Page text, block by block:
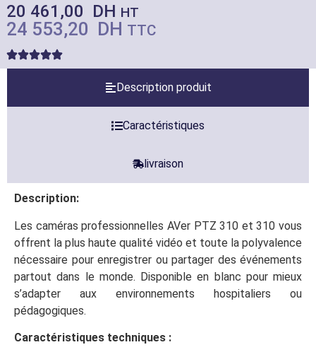
20 461,00 DH HT
24 553,20 DH TTC
Description produit
Caractéristiques
livraison
Description:
Les caméras professionnelles AVer PTZ 310 et 310 vous
offrent la plus haute qualité vidéo et toute la polyvalence
nécessaire pour enregistrer ou partager des événements
partout dans le monde. Disponible en blanc pour mieux
s’adapter aux environnements hospitaliers ou
pédagogiques.
Caractéristiques techniques :